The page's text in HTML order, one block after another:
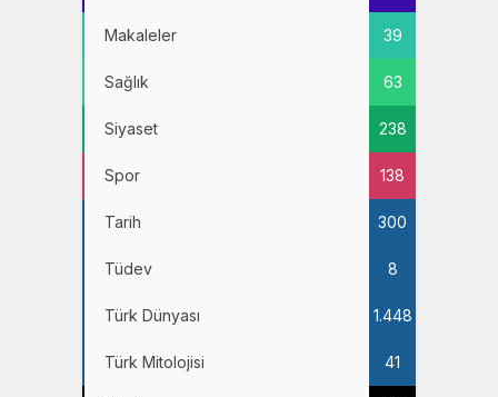
Makaleler 39
Sağlık 63
Siyaset 238
Spor 138
Tarih 300
Tüdev 8
Türk Dünyası 1.448
Türk Mitolojisi 41